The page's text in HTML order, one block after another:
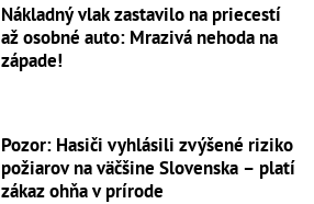
Nákladný vlak zastavilo na priecestí
až osobné auto: Mrazivá nehoda na
západe!
Pozor: Hasiči vyhlásili zvýšené riziko
požiarov na väčšine Slovenska – platí
zákaz ohňa v prírode